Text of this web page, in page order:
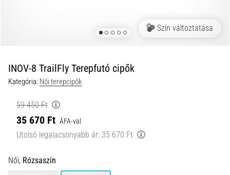
A
gyakorlatban
ingafutás
sebességet,
és
Szín változtatása
INOV-8 TrailFly Terepfutó cipők
Kategória: Női terepcipők
59 450 Ft
35 670 Ft ÁFA-val
Utolsó legalacsonyabb ár: 35 670 Ft
Női, Rózsaszín